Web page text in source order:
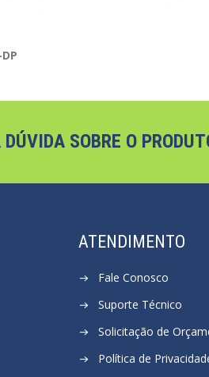
SOBRE O
ATENDIMENTO
Fale Conosco
Suporte Técnico
Solicitação de
Política de